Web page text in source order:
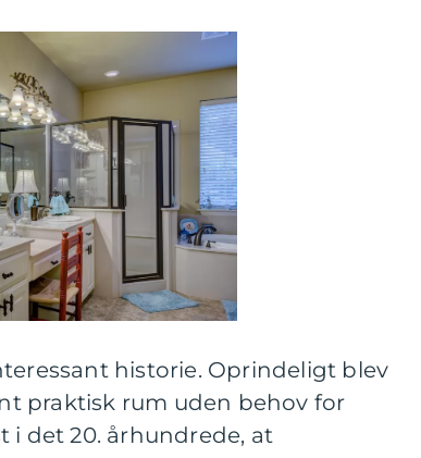
historie. Oprindeligt blev
praktisk rum uden behov for
i det 20. århundrede, at